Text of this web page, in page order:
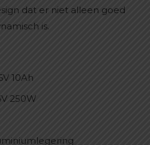
dat er niet alleen goed
is.
10Ah
250W